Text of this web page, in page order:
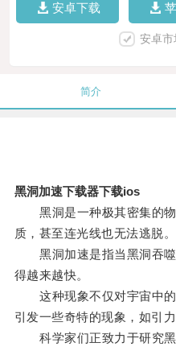
安卓下载
安卓
简介
黑洞加速下载器下载ios
黑洞是一种极其密集的物
质，甚至连光线也无法逃脱。
黑洞加速是指当黑洞吞噬
得越来越快。
这种现象不仅对宇宙中的
引发一些奇特的现象，如引力
科学家们正致力于研究黑